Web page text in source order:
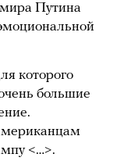
Путина
которого
большие
<…>.